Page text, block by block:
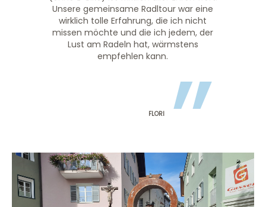
Unsere gemeinsame Radltour war eine
wirklich tolle Erfahrung, die ich nicht
missen möchte und die ich jedem, der
Lust am Radeln hat, wärmstens
empfehlen kann. ”
FLORI